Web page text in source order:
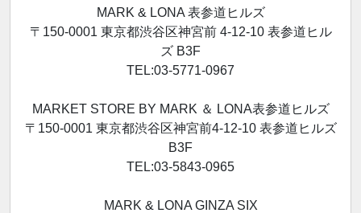
MARK & LONA 表参道ヒルズ
〒150-0001 東京都渋谷区神宮前 4-12-10 表参道ヒル
ズ B3F
TEL:03-5771-0967
MARKET STORE BY MARK ＆ LONA表参道ヒルズ
〒150-0001 東京都渋谷区神宮前4-12-10 表参道ヒルズ
B3F
TEL:03-5843-0965
MARK & LONA GINZA SIX